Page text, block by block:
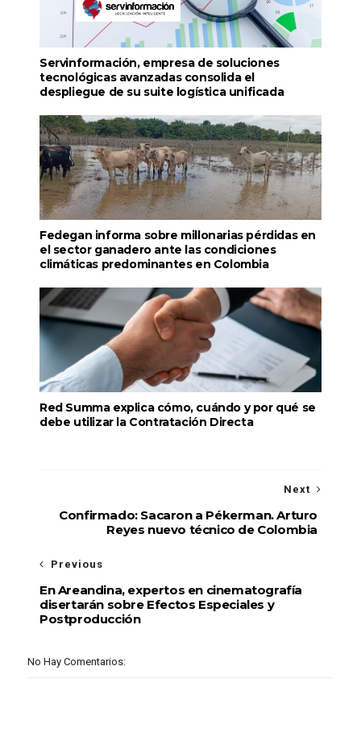
Servinformación, empresa de soluciones
tecnológicas avanzadas consolida el
despliegue de su suite logística unificada
Fedegan informa sobre millonarias pérdidas en
el sector ganadero ante las condiciones
climáticas predominantes en Colombia
Red Summa explica cómo, cuándo y por qué se
debe utilizar la Contratación Directa
Next
Confirmado: Sacaron a Pékerman. Arturo
Reyes nuevo técnico de Colombia
Previous
En Areandina, expertos en cinematografía
disertarán sobre Efectos Especiales y
Postproducción
No Hay Comentarios: